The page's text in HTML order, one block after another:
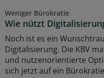
Weniger Bürokratie
Wie nützt
Noch ist es ein
Digitalisierung. Die KBV
und nutzenorientierte
sich jetzt auf ein